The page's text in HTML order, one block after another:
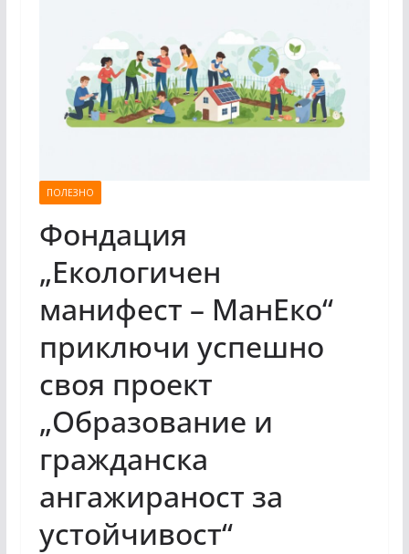
ПОЛЕЗНО
Фондация
„Екологичен
манифест – МанЕко“
приключи успешно
своя проект
„Образование и
гражданска
ангажираност за
устойчивост“